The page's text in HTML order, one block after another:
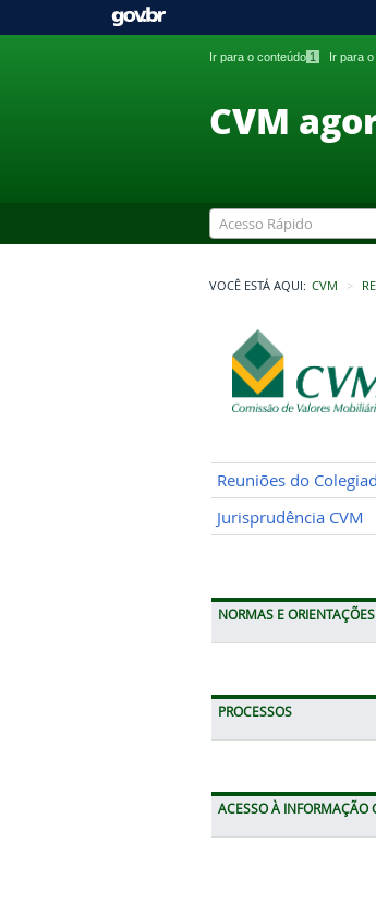
Ir para o conteúdo 1 Ir para
CVM
Acesso Rápido
VOCÊ ESTÁ AQUI: CVM
Reuniões do
Jurisprudência CVM
NORMAS E ORIENTAÇÕES
PROCESSOS
ACESSO À INFORMAÇÃO